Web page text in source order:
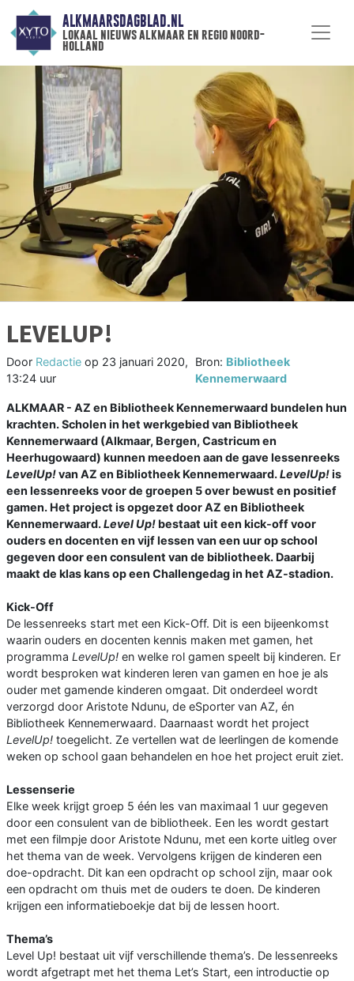
ALKMAARSDAGBLAD.NL
lokaal nieuws alkmaar en regio noord-
holland
LEVELUP!
Door Redactie op 23 januari 2020,
13:24 uur
Bron: Bibliotheek
Kennemerwaard
ALKMAAR - AZ en Bibliotheek Kennemerwaard bundelen hun
krachten. Scholen in het werkgebied van Bibliotheek
Kennemerwaard (Alkmaar, Bergen, Castricum en
Heerhugowaard) kunnen meedoen aan de gave lessenreeks
LevelUp!van AZ en Bibliotheek Kennemerwaard.LevelUp!is
een lessenreeks voor de groepen 5 over bewust en positief
gamen. Het project is opgezet door AZ en Bibliotheek
Kennemerwaard.Level Up! bestaat uit een kick-off voor
ouders en docenten en vijf lessen van een uur op school
gegeven door een consulent van de bibliotheek. Daarbij
maakt de klas kans op een Challengedag in het AZ-stadion.
Kick-Off
De lessenreeks start met een Kick-Off. Dit is een bijeenkomst
waarin ouders en docenten kennis maken met gamen, het
programma LevelUp! en welke rol gamen speelt bij kinderen. Er
wordt besproken wat kinderen leren van gamen en hoe je als
ouder met gamende kinderen omgaat. Dit onderdeel wordt
verzorgd door Aristote Ndunu, de eSporter van AZ, én
Bibliotheek Kennemerwaard. Daarnaast wordt het project
LevelUp! toegelicht. Ze vertellen wat de leerlingen de komende
weken op school gaan behandelen en hoe het project eruit ziet.
Lessenserie
Elke week krijgt groep 5 één les van maximaal 1 uur gegeven
door een consulent van de bibliotheek. Een les wordt gestart
met een filmpje door Aristote Ndunu, met een korte uitleg over
het thema van de week. Vervolgens krijgen de kinderen een
doe-opdracht. Dit kan een opdracht op school zijn, maar ook
een opdracht om thuis met de ouders te doen. De kinderen
krijgen een informatieboekje dat bij de lessen hoort.
Thema’s
Level Up! bestaat uit vijf verschillende thema’s. De lessenreeks
wordt afgetrapt met het thema Let’s Start, een introductie op